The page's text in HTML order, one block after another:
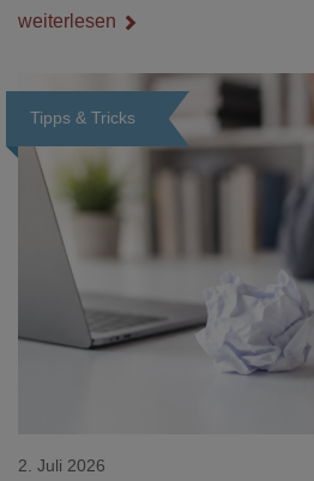
Nebenthema: Bei Textilien mit Stickerei
weiterlesen
Tipps & Tricks
Loading...
2. Juli 2026